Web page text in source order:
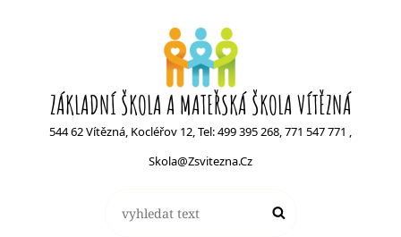
ZÁKLADNÍ ŠKOLA A MATEŘSKÁ ŠKOLA VÍTĚZNÁ
544 62 Vítězná, Kocléřov 12, Tel: 499 395 268, 771 547 771 ,
Skola@zsvitezna.cz
for:
Search